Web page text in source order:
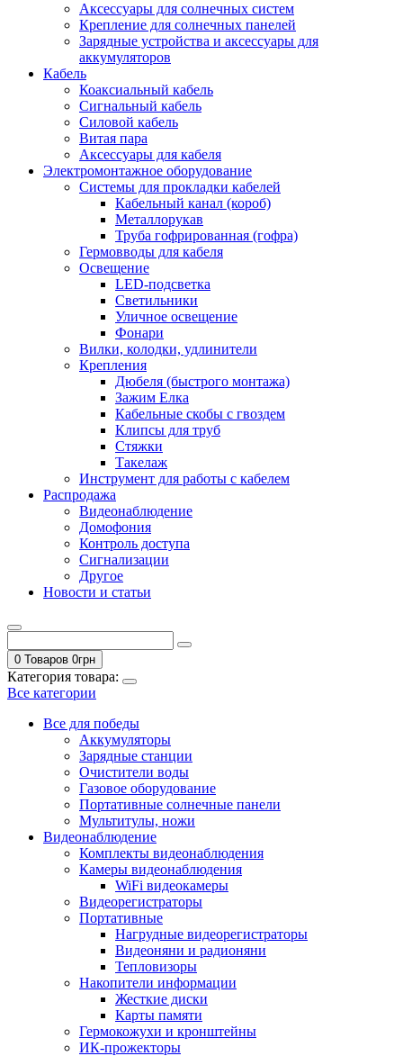
Аксессуары для солнечных систем
Крепление для солнечных панелей
Зарядные устройства и аксессуары для
аккумуляторов
Кабель
Коаксиальный кабель
Сигнальный кабель
Силовой кабель
Витая пара
Аксессуары для кабеля
Электромонтажное оборудование
Системы для прокладки кабелей
Кабельный канал (короб)
Металлорукав
Труба гофрированная (гофра)
Гермовводы для кабеля
Освещение
LED-подсветка
Светильники
Уличное освещение
Фонари
Вилки, колодки, удлинители
Крепления
Дюбеля (быстрого монтажа)
Зажим Елка
Кабельные скобы с гвоздем
Клипсы для труб
Стяжки
Такелаж
Инструмент для работы с кабелем
Распродажа
Видеонаблюдение
Домофония
Контроль доступа
Сигнализации
Другое
Новости и статьи
0 Товаров 0грн
Категория товара:
Все категории
Все для победы
Аккумуляторы
Зарядные станции
Очистители воды
Газовое оборудование
Портативные солнечные панели
Мультитулы, ножи
Видеонаблюдение
Комплекты видеонаблюдения
Камеры видеонаблюдения
WiFi видеокамеры
Видеорегистраторы
Портативные
Нагрудные видеорегистраторы
Видеоняни и радионяни
Тепловизоры
Накопители информации
Жесткие диски
Карты памяти
Гермокожухи и кронштейны
ИК-прожекторы